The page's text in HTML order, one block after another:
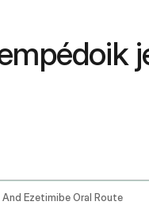
Ezetimibe Oral Route